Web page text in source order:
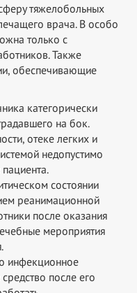
тяжелобольных
врача. В особо
только с
Также
обеспечивающие
категорически
на бок.
отеке легких и
недопустимо
состоянии
реанимационной
после оказания
мероприятия
инфекционное
после его